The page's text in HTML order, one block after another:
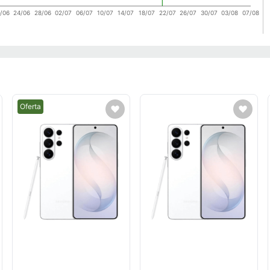
06 24/06 28/06 02/07 06/07 10/07 14/07 18/07 22/07 26/07 30/07 03/08 07/08
Mejor precio.
Oferta